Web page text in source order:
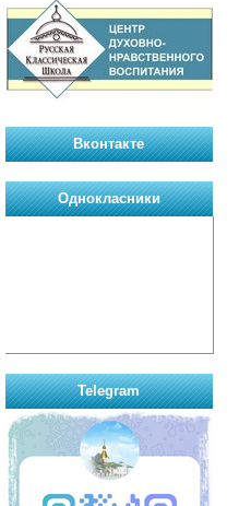
Вконтакте
Однокласники
Telegram